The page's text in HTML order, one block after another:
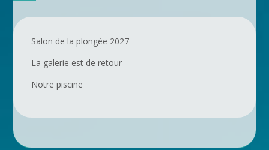
Salon de la plongée 2027
La galerie est de retour
Notre piscine